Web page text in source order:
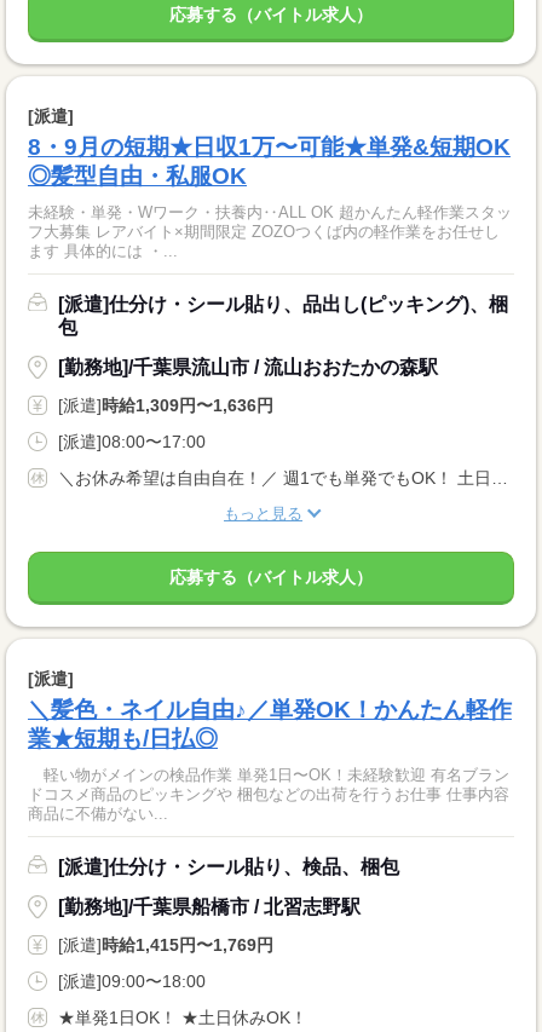
応募する（バイトル求人）
[派遣]
8・9月の短期★日収1万〜可能★単発&短期OK
◎髪型自由・私服OK
未経験・単発・Wワーク・扶養内‥ALL OK 超かんたん軽作業スタッ
フ大募集 レアバイト×期間限定 ZOZOつくば内の軽作業をお任せし
ます 具体的には ・...
[派遣]仕分け・シール貼り、品出し(ピッキング)、梱
包
[勤務地]/千葉県流山市 / 流山おおたかの森駅
[派遣]時給1,309円〜1,636円
[派遣]08:00〜17:00
もっと見る
応募する（バイトル求人）
[派遣]
＼髪色・ネイル自由♪／単発OK！かんたん軽作
業★短期も/日払◎
軽い物がメインの検品作業 単発1日〜OK！未経験歓迎 有名ブラン
ドコスメ商品のピッキングや 梱包などの出荷を行うお仕事 仕事内容
商品に不備がない...
[派遣]仕分け・シール貼り、検品、梱包
[勤務地]/千葉県船橋市 / 北習志野駅
[派遣]時給1,415円〜1,769円
[派遣]09:00〜18:00
★単発1日OK！ ★土日休みOK！